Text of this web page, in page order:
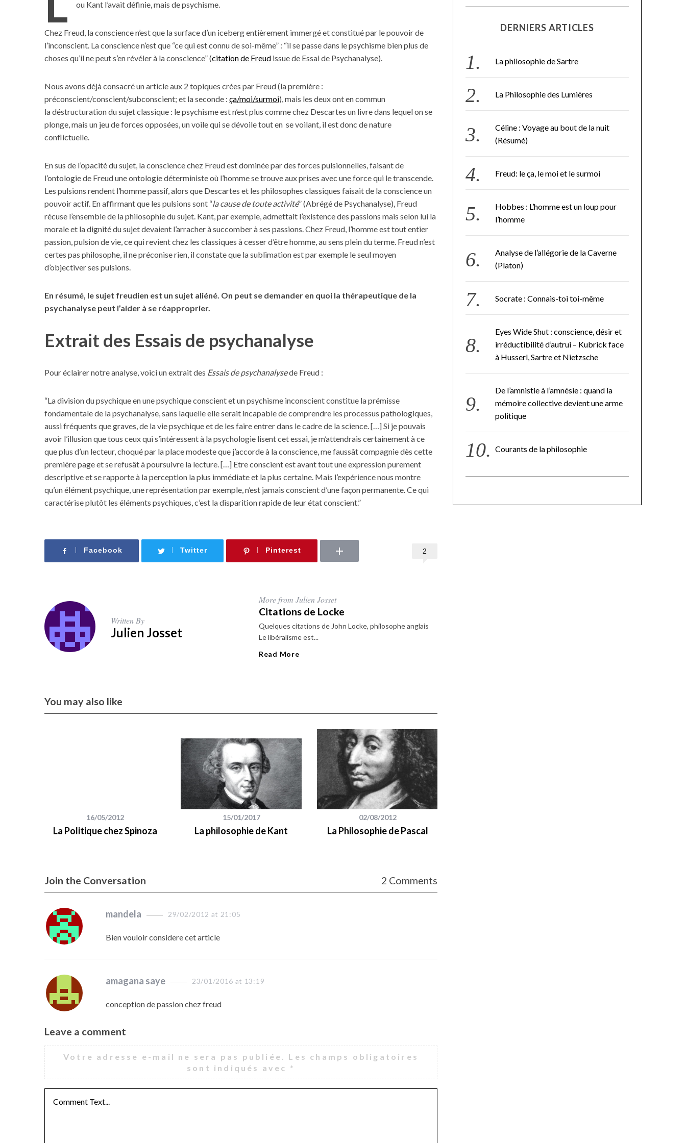
ou Kant l’avait définie, mais de psychisme.
Chez Freud, la conscience n’est que la surface d’un iceberg entièrement immergé et constitué par le pouvoir de
l’inconscient. La conscience n’est que “ce qui est connu de soi-même” : “il se passe dans le psychisme bien plus de
choses qu’il ne peut s’en révéler à la conscience” (citation de Freud issue de Essai de Psychanalyse).
Nous avons déjà consacré un article aux 2 topiques crées par Freud (la première :
préconscient/conscient/subconscient; et la seconde : ça/moi/surmoi), mais les deux ont en commun
la déstructuration du sujet classique : le psychisme est n’est plus comme chez Descartes un livre dans lequel on se
plonge, mais un jeu de forces opposées, un voile qui se dévoile tout en se voilant, il est donc de nature
conflictuelle.
En sus de l’opacité du sujet, la conscience chez Freud est dominée par des forces pulsionnelles, faisant de
l’ontologie de Freud une ontologie déterministe où l’homme se trouve aux prises avec une force qui le transcende.
Les pulsions rendent l’homme passif, alors que Descartes et les philosophes classiques faisait de la conscience un
pouvoir actif. En affirmant que les pulsions sont “la cause de toute activité” (Abrégé de Psychanalyse), Freud
récuse l’ensemble de la philosophie du sujet. Kant, par exemple, admettait l’existence des passions mais selon lui la
morale et la dignité du sujet devaient l’arracher à succomber à ses passions. Chez Freud, l’homme est tout entier
passion, pulsion de vie, ce qui revient chez les classiques à cesser d’être homme, au sens plein du terme. Freud n’est
certes pas philosophe, il ne préconise rien, il constate que la sublimation est par exemple le seul moyen
d’objectiver ses pulsions.
En résumé, le sujet freudien est un sujet aliéné. On peut se demander en quoi la thérapeutique de la
psychanalyse peut l’aider à se réapproprier.
Extrait des Essais de psychanalyse
Pour éclairer notre analyse, voici un extrait des Essais de psychanalysede Freud :
“La division du psychique en une psychique conscient et un psychisme inconscient constitue la prémisse
fondamentale de la psychanalyse, sans laquelle elle serait incapable de comprendre les processus pathologiques,
aussi fréquents que graves, de la vie psychique et de les faire entrer dans le cadre de la science. […] Si je pouvais
avoir l’illusion que tous ceux qui s’intéressent à la psychologie lisent cet essai, je m’attendrais certainement à ce
que plus d’un lecteur, choqué par la place modeste que j’accorde à la conscience, me faussât compagnie dès cette
première page et se refusât à poursuivre la lecture. […] Etre conscient est avant tout une expression purement
descriptive et se rapporte à la perception la plus immédiate et la plus certaine. Mais l’expérience nous montre
qu’un élément psychique, une représentation par exemple, n’est jamais conscient d’une façon permanente. Ce qui
caractérise plutôt les éléments psychiques, c’est la disparition rapide de leur état conscient.”
2
Facebook Twitter Pinterest
Written By
Julien Josset
More from Julien Josset
Citations de Locke
Quelques citations de John Locke, philosophe anglais
Le libéralisme est...
Read More
You may also like
16/05/2012
La Politique chez Spinoza
15/01/2017
La philosophie de Kant
02/08/2012
La Philosophie de Pascal
Join the Conversation 2 Comments
s
y
mandela 29/02/2012 at 21:05
Bien vouloir considere cet article
s
y
:
amagana saye 23/01/2016 at 13:19
conception de passion chez freud
L
e
a
v
e
Leave a comment
Votre adresse e-mail ne sera pas publiée. Les champs obligatoires
sont indiqués avec *
DERNIERS ARTICLES
La philosophie de Sartre
La Philosophie des Lumières
Céline : Voyage au bout de la nuit
(Résumé)
Freud: le ça, le moi et le surmoi
Hobbes : L’homme est un loup pour
l’homme
Analyse de l’allégorie de la Caverne
(Platon)
Socrate : Connais-toi toi-même
Eyes Wide Shut : conscience, désir et
irréductibilité d’autrui – Kubrick face
à Husserl, Sartre et Nietzsche
De l’amnistie à l’amnésie : quand la
mémoire collective devient une arme
politique
Courants de la philosophie
r
: